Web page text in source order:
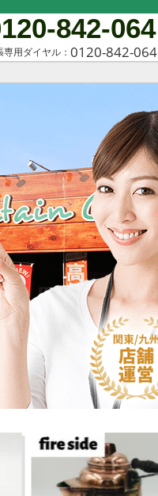
842-064
専用ダイヤル： 0120-842-064